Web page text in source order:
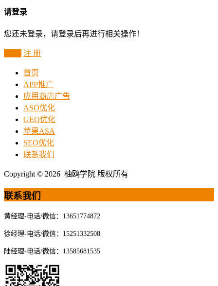
请登录
您还未登录，请登录后再进行相关操作！
注 册
首页
APP推广
应用商店广告
ASO优化
GEO优化
苹果ASA
SEO优化
联系我们
Copyright © 2026 柚鸥学院 版权所有
联系我们
黄经理-电话/微信：13651774872
徐经理-电话/微信：15251332508
陆经理-电话/微信：13585681535